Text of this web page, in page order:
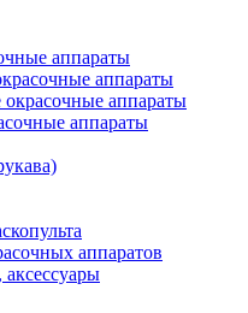
аппараты
аппараты
аппараты
аппараты
аппаратов